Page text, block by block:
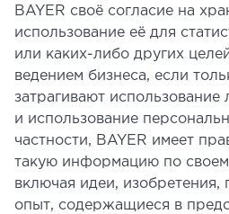
BAYER своё согласие на
использование её для
или каких-либо других
ведением бизнеса, если
затрагивают
и использование
частности, BAYER имеет
такую информацию по
включая идеи, изобретения,
опыт, содержащиеся в